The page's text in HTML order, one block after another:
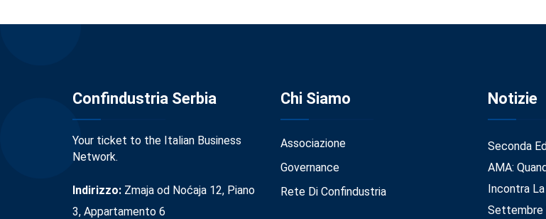
Confindustria Serbia
Your ticket to the Italian Business
Network.
Indirizzo: Zmaja od Noćaja 12, Piano
3, Appartamento 6
Chi Siamo
Associazione
Governance
Rete Di Confindustria
Notizie
Seconda
AMA:
Incontra
Settembre